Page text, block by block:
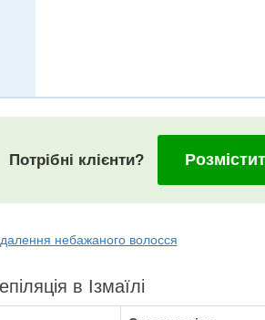
Потрібні клієнти?
небажаного волосся
в Ізмаїлі